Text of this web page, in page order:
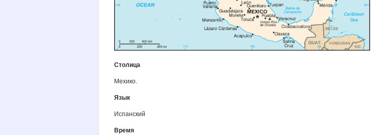
Cтолица
Мехико.
Язык
Испанский
Время